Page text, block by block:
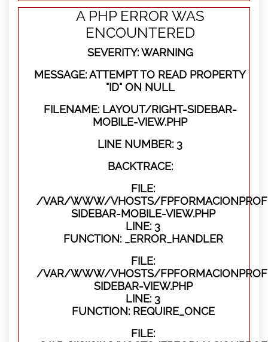
A PHP ERROR WAS
ENCOUNTERED
SEVERITY: WARNING
MESSAGE: ATTEMPT TO READ PROPERTY
"ID" ON NULL
FILENAME: LAYOUT/RIGHT-SIDEBAR-
MOBILE-VIEW.PHP
LINE NUMBER: 3
BACKTRACE:
FILE:
/VAR/WWW/VHOSTS/
SIDEBAR-MOBILE-VIEW.PHP
LINE: 3
FUNCTION: _ERROR_HANDLER
FILE:
/VAR/WWW/VHOSTS/
SIDEBAR-VIEW.PHP
LINE: 3
FUNCTION: REQUIRE_ONCE
FILE: